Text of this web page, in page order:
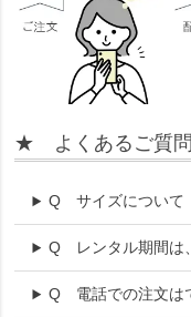
★ よくあるご質問
Q サイズについて
Q レンタル期間は
Q 電話での注文は